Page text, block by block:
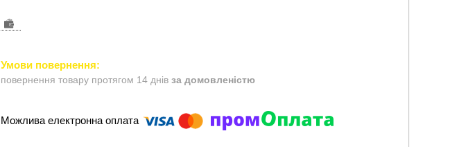
повернення товару протягом 14 днів за домовленістю